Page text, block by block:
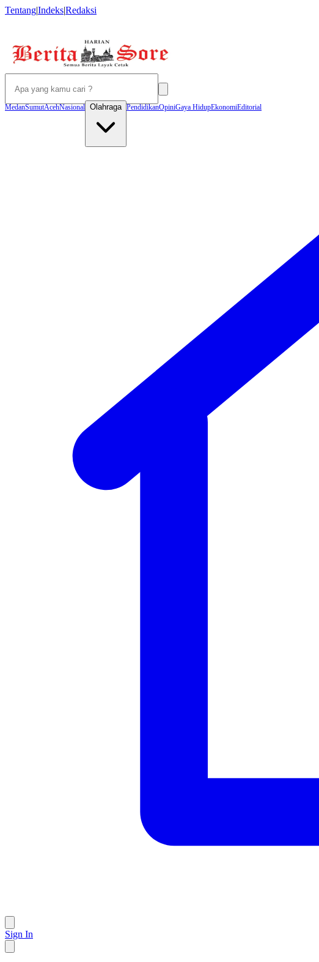
Tentang|Indeks|Redaksi
MedanSumutAcehNasional Olahraga PendidikanOpiniGaya HidupEkonomiEditorial
Sign In